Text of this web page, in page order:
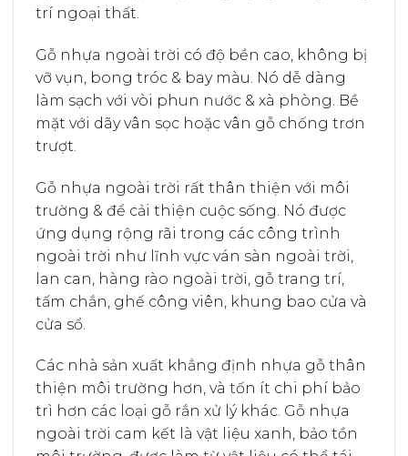
trí ngoại thất.
Gỗ nhựa ngoài trời có độ bền cao, không bị
vỡ vụn, bong tróc & bay màu. Nó dễ dàng
làm sạch với vòi phun nước & xà phòng. Bề
mặt với dãy vân sọc hoặc vân gỗ chống trơn
trượt.
Gỗ nhựa ngoài trời rất thân thiện với môi
trường & để cải thiện cuộc sống. Nó được
ứng dụng rộng rãi trong các công trình
ngoài trời như lĩnh vực ván sàn ngoài trời,
lan can, hàng rào ngoài trời, gỗ trang trí,
tấm chắn, ghế công viên, khung bao cửa và
cửa sổ.
Các nhà sản xuất khẳng định nhựa gỗ thân
thiện môi trường hơn, và tốn ít chi phí bảo
trì hơn các loại gỗ rắn xử lý khác. Gỗ nhựa
ngoài trời cam kết là vật liệu xanh, bảo tồn